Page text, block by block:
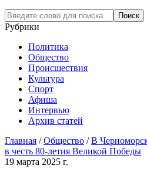
Рубрики
Политика
Общество
Проиcшествия
Культура
Спорт
Афиша
Интервью
Архив статей
Главная /Общество /В
в честь 80-летия Великой Победы
19 марта 2025 г.